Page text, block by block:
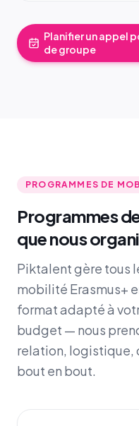
Planifier un appel
de groupe
PROGRAMMES DE
Programmes
que nous
Piktalent gère tous
mobilité Erasmus+
format adapté à
budget — nous
relation, logistique,
bout en bout.